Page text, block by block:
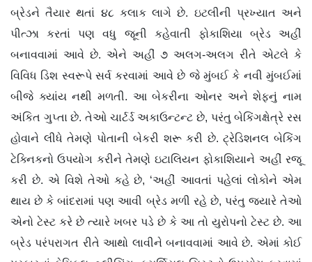
બ્રેડને તૈયાર થતાં ૪૮ કલાક લાગે છે. ઇટલીની પ્રખ્યાત અને
પીત્ઝા કરતાં પણ વધુ જૂની કહેવાતી ફોકાશિયા બ્રેડ અહીં
બનાવવામાં આવે છે. એને અહીં ૭ અલગ-અલગ રીતે એટલે કે
વિવિધ ડિશ સ્વરૂપે સર્વ કરવામાં આવે છે જે મુંબઈ કે નવી મુંબઈમાં
બીજે ક્યાંય નથી મળતી. આ બેકરીના ઓનર અને શેફનું નામ
અંકિત ગુપ્તા છે. તેઓ ચાર્ટર્ડ અકાઉન્ટન્ટ છે, પરંતુ બેકિંગક્ષેત્રે રસ
હોવાને લીધે તેમણે પોતાની બેકરી શરૂ કરી છે. ટ્રેડિશનલ બેકિંગ
ટેક્નિકનો ઉપયોગ કરીને તેમણે ઇટાલિયન ફોકાશિયાને અહીં રજૂ
કરી છે. એ વિશે તેઓ કહે છે, ‘અહીં આવતાં પહેલાં લોકોને એમ
થાય છે કે બાંદરામાં પણ આવી બ્રેડ મળી રહે છે, પરંતુ જ્યારે તેઓ
એનો ટેસ્ટ કરે છે ત્યારે ખબર પડે છે કે આ તો યુરોપનો ટેસ્ટ છે. આ
બ્રેડ પરંપરાગત રીતે આથો લાવીને બનાવવામાં આવે છે. એમાં કોઈ